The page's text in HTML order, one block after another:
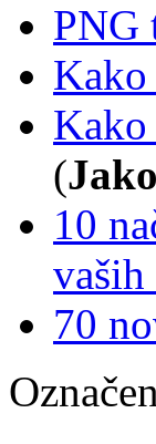
PNG
(
10
vaših
70